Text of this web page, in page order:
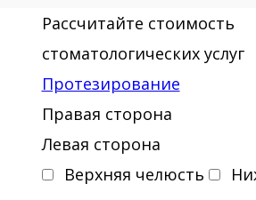
Рассчитайте стоимость
стоматологических услуг
Протезирование
Правая сторона
Левая сторона
Верхняя челюсть